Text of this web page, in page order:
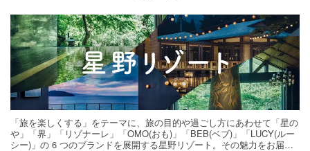
「旅を楽しくする」をテーマに、旅の目的や過ごし方にあわせて「星の
や」「界」「リゾナーレ」「OMO(おも)」「BEB(ベブ)」「LUCY(ルー
シー)」の 6 つのブランドを展開する星野リゾート。その魅力をお届け